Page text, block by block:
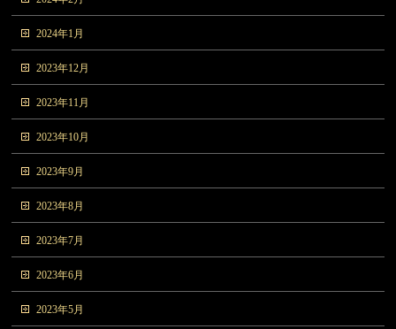
2024年1月
2023年12月
2023年11月
2023年10月
2023年9月
2023年8月
2023年7月
2023年6月
2023年5月